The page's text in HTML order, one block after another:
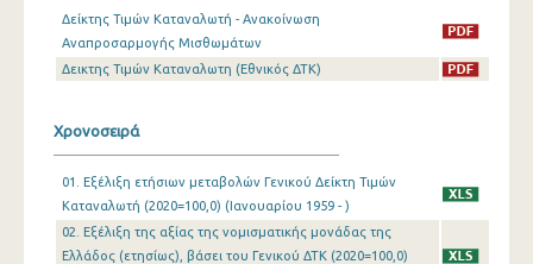
Σεπτεμβρίου 2024
Ιουλίου 2024
Ιουνίου 2024
Μαΐου 2024
Δείκτης Τιμών Καταναλωτή - Ανακοίνωση
Αναπροσαρμογής Μισθωμάτων
Δεικτης Τιμών Καταναλωτη (Εθνικός ΔΤΚ)
Χρονοσειρά
01. Εξέλιξη ετήσιων μεταβολών Γενικού Δείκτη Τιμών
Καταναλωτή (2020=100,0) (Ιανουαρίου 1959 - )
02. Εξέλιξη της αξίας της νομισματικής μονάδας της
Ελλάδος (ετησίως), βάσει του Γενικού ΔΤΚ (2020=100,0)